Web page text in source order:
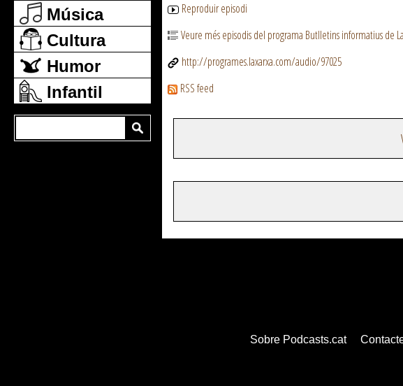
Música
Cultura
Humor
Infantil
Reproduir episodi
Veure més episodis del programa Butlletins informatius de
http://programes.laxarxa.com/audio/97025
RSS feed
Sobre Podcasts.cat